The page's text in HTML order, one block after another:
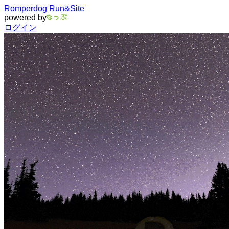
Romperdog Run&Site
powered by
ログイン